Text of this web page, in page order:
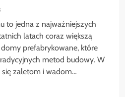
to jedna z najważniejszych
latach coraz większą
prefabrykowane, które
metod budowy. W
zaletom i wadom…